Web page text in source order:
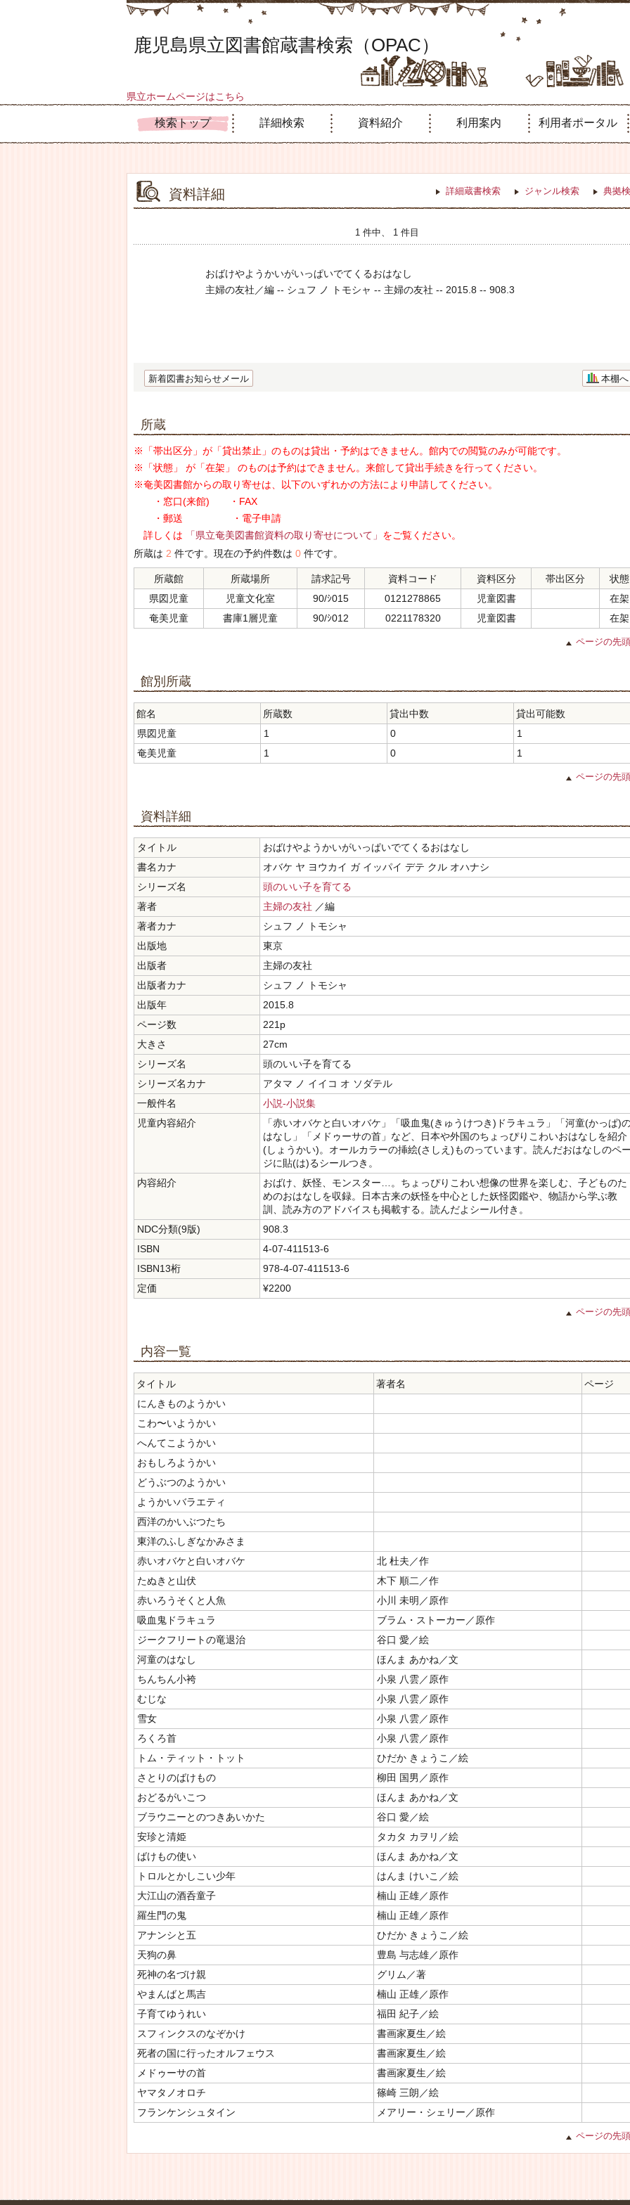
鹿児島県立図書館蔵書検索（OPAC）
県立ホームページはこちら
検索トップ 詳細検索 資料紹介 利用案内 利用者ポータル
資料詳細 詳細蔵書検索 ジャンル検索 典拠
1 件中、 1 件目
おばけやようかいがいっぱいでてくるおはなし
主婦の友社／編 -- シュフ ノ トモシャ -- 主婦の友社 -- 2015.8 -- 908.3
新着図書お知らせメール 本棚へ
所蔵
※「帯出区分」が「貸出禁止」のものは貸出・予約はできません。館内での閲覧のみが可能です。
※「状態」 が「在架」 のものは予約はできません。来館して貸出手続きを行ってください。
※奄美図書館からの取り寄せは、以下のいずれかの方法により申請してください。
・窓口(来館) ・FAX
・郵送 ・電子申請
詳しくは
「県立奄美図書館資料の取り寄せについて」 をご覧ください。
所蔵は 2 件です。現在の予約件数は 0 件です。
所蔵館 所蔵場所 請求記号 資料コード 資料区分 帯出区分
状態
県図児童
児童文化室 90/ｼ015 0121278865 児童図書
在架
奄美児童
書庫1層児童 90/ｼ012 0221178320 児童図書 在架
ページの先
館別所蔵
館名 所蔵数 貸出中数
貸出可能数
県図児童
1 0
1
奄美児童
1 0 1
ページの先
資料詳細
タイトル
おばけやようかいがいっぱいでてくるおはなし
書名カナ
オバケ ヤ ヨウカイ ガ イッパイ デテ クル オハナシ
シリーズ名
頭のいい子を育てる
著者
主婦の友社 ／編
著者カナ
シュフ ノ トモシャ
出版地
東京
出版者
主婦の友社
出版者カナ
シュフ ノ トモシャ
出版年
2015.8
ページ数
221p
大きさ
27cm
シリーズ名
頭のいい子を育てる
シリーズ名カナ
アタマ ノ イイコ オ ソダテル
一般件名
小説-小説集
児童内容紹介
「赤いオバケと白いオバケ」「吸血鬼(きゅうけつき)ドラキュラ」「河童(かっぱ)
はなし」「メドゥーサの首」など、日本や外国のちょっぴりこわいおはなしを紹介
(しょうかい)。オールカラーの挿絵(さしえ)ものっています。読んだおはなしのペ
ジに貼(は)るシールつき。
内容紹介
おばけ、妖怪、モンスター…。ちょっぴりこわい想像の世界を楽しむ、子どものた
めのおはなしを収録。日本古来の妖怪を中心とした妖怪図鑑や、物語から学ぶ教
訓、読み方のアドバイスも掲載する。読んだよシール付き。
NDC分類(9版)
908.3
ISBN
4-07-411513-6
ISBN13桁
978-4-07-411513-6
定価
¥2200
ページの先
内容一覧
タイトル 著者名
ページ
にんきものようかい
こわ〜いようかい
へんてこようかい
おもしろようかい
どうぶつのようかい
ようかいバラエティ
西洋のかいぶつたち
東洋のふしぎなかみさま
赤いオバケと白いオバケ
北 杜夫／作
たぬきと山伏
木下 順二／作
赤いろうそくと人魚
小川 未明／原作
吸血鬼ドラキュラ
ブラム・ストーカー／原作
ジークフリートの竜退治
谷口 愛／絵
河童のはなし
ほんま あかね／文
ちんちん小袴
小泉 八雲／原作
むじな
小泉 八雲／原作
雪女
小泉 八雲／原作
ろくろ首
小泉 八雲／原作
トム・ティット・トット
ひだか きょうこ／絵
さとりのばけもの
柳田 国男／原作
おどるがいこつ
ほんま あかね／文
ブラウニーとのつきあいかた
谷口 愛／絵
安珍と清姫
タカタ カヲリ／絵
ばけもの使い
ほんま あかね／文
トロルとかしこい少年
はんま けいこ／絵
大江山の酒呑童子
楠山 正雄／原作
羅生門の鬼
楠山 正雄／原作
アナンシと五
ひだか きょうこ／絵
天狗の鼻
豊島 与志雄／原作
死神の名づけ親
グリム／著
やまんばと馬吉
楠山 正雄／原作
子育てゆうれい
福田 紀子／絵
スフィンクスのなぞかけ
書画家夏生／絵
死者の国に行ったオルフェウス
書画家夏生／絵
メドゥーサの首
書画家夏生／絵
ヤマタノオロチ
篠崎 三朗／絵
フランケンシュタイン
メアリー・シェリー／原作
ページの先